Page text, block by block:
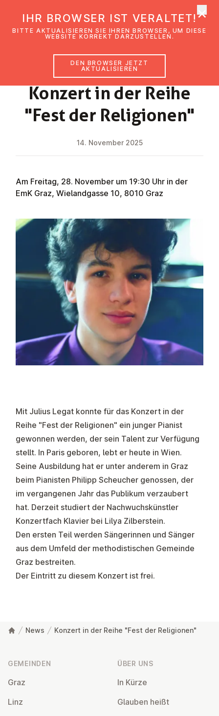
Konzert in der Reihe
"Fest der Re­li­gio­nen"
NEWS
14. November 2025
Am Freitag, 28. November um 19:30 Uhr in der
EmK Graz, Wielandgasse 10, 8010 Graz
Mit Julius Legat konnte für das Konzert in der
Reihe "Fest der Religionen" ein junger Pianist
gewonnen werden, der sein Talent zur Verfügung
stellt. In Paris geboren, lebt er heute in Wien.
Seine Ausbildung hat er unter anderem in Graz
beim Pianisten Philipp Scheucher genossen, der
im vergangenen Jahr das Publikum verzaubert
hat. Derzeit studiert der Nachwuchskünstler
Konzertfach Klavier bei Lilya Zilberstein.
Den ersten Teil werden Sängerinnen und Sänger
aus dem Umfeld der methodistischen Gemeinde
Graz bestreiten.
Der Eintritt zu diesem Konzert ist frei.
News Konzert in der Reihe "Fest der Religionen"
GEMEINDEN
Graz
Linz
ÜBER UNS
In Kürze
Glauben heißt
IHR BROWSER IST VERALTET!
BITTE AKTUALISIEREN SIE IHREN BROWSER, UM DIESE
WEBSITE KORREKT DARZUSTELLEN.
DEN BROWSER JETZT
AKTUALISIEREN
×